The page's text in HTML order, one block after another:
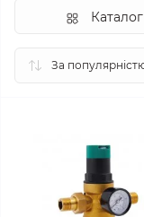
Каталог